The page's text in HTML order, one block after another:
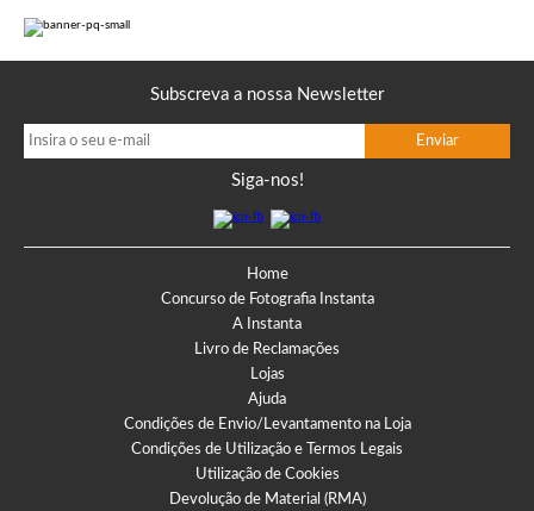
Subscreva a nossa Newsletter
Siga-nos!
Home
Concurso de Fotografia Instanta
A Instanta
Livro de Reclamações
Lojas
Ajuda
Condições de Envio/Levantamento na Loja
Condições de Utilização e Termos Legais
Utilização de Cookies
Devolução de Material (RMA)